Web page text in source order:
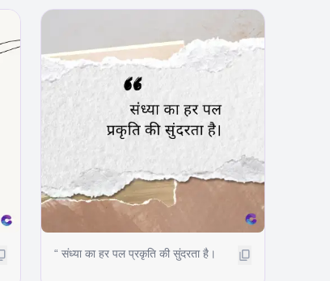
“ संध्या का हर पल प्रकृति की सुंदरता है।